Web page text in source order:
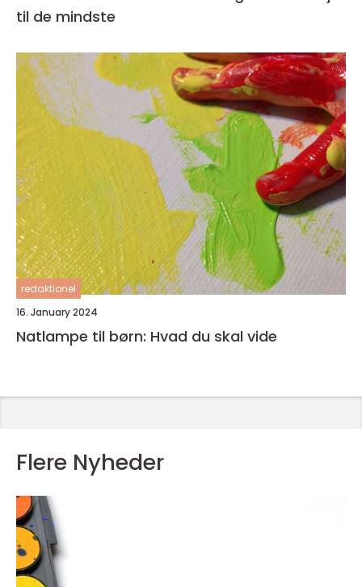
til de mindste
redaktionel
16. January 2024
Natlampe til børn: Hvad du skal vide
Flere Nyheder